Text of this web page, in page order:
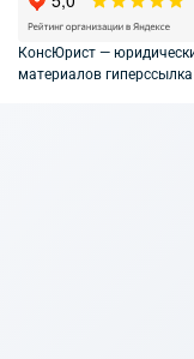
КонсЮрист —
материалов